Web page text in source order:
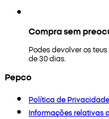
Compra sem
Podes devolver os
de 30 dias.
Pepco
Política de Privacidade
Informações relativas